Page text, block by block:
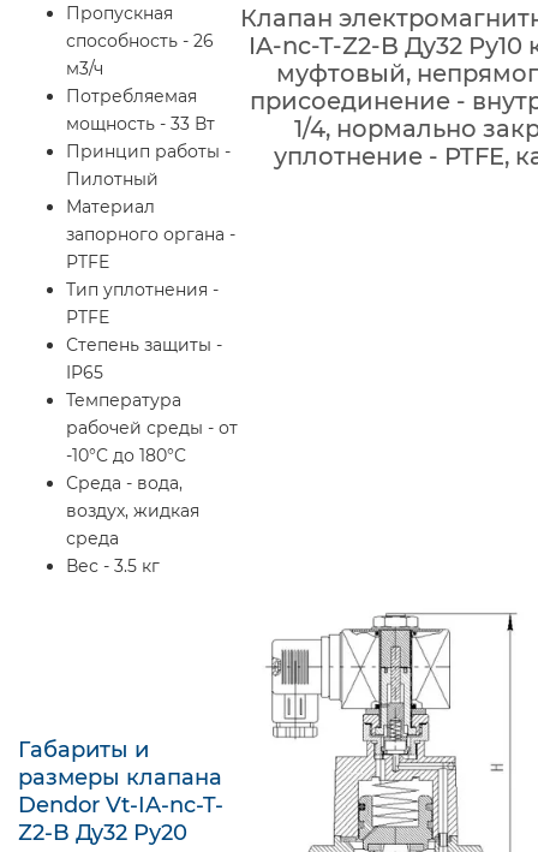
Пропускная
способность - 26
м3/ч
Потребляемая
мощность - 33 Вт
Принцип работы -
Пилотный
Материал
запорного органа -
PTFE
Тип уплотнения -
PTFE
Степень защиты -
IP65
Температура
рабочей среды - от
-10°C до 180°C
Среда - вода,
воздух, жидкая
среда
Вес - 3.5 кг
Клапан
IA-nc-T-Z2-B Ду32 Ру10
муфтовый,
присоединение -
1/4, нормально
уплотнение - PTFE,
Габариты и
размеры клапана
Dendor Vt-IA-nc-T-
Z2-B Ду32 Ру20